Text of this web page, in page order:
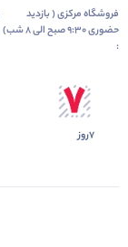
فروشگاه مرکزی ( بازدید
حضوری 9:30 صبح الی 8 شب)
:
7روز